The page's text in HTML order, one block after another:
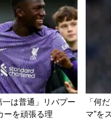
は普通」リバプー
ーを頑張る理
「何
マ”を